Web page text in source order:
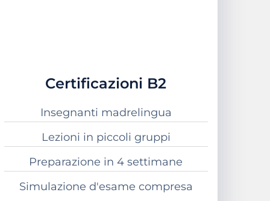
Certificazioni B2
Insegnanti madrelingua
Lezioni in piccoli gruppi
Preparazione in 4 settimane
Simulazione d'esame compresa